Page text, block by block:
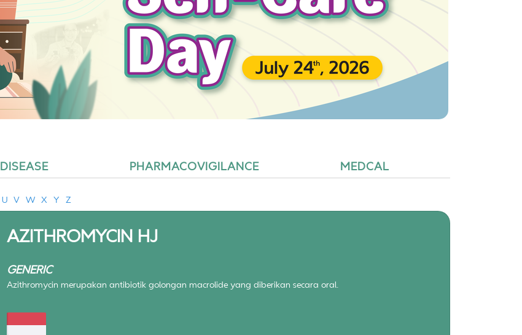
DISEASE PHARMACOVIGILANCE MEDCAL
U V W X Y Z
AZITHROMYCIN HJ
GENERIC
Azithromycin merupakan antibiotik golongan macrolide yang diberikan secara oral.